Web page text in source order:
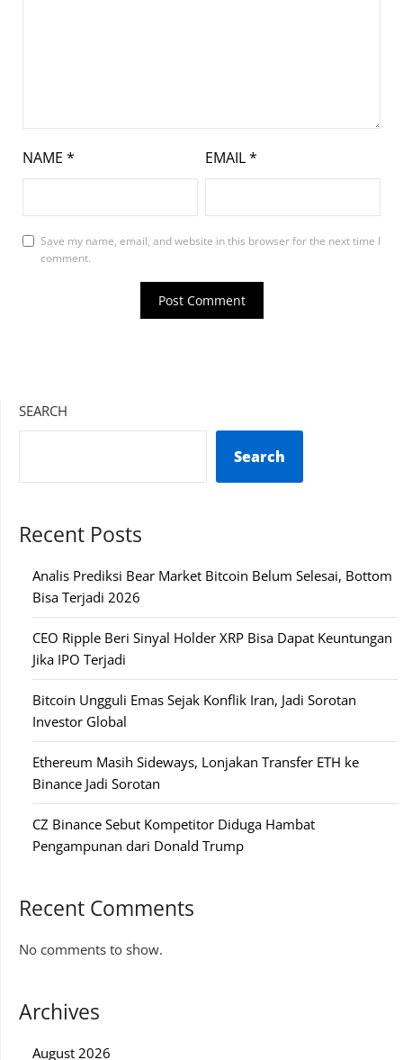
NAME * EMAIL*
Save my name, email, and website in this browser for the next time I
comment.
SEARCH
Search
Recent Posts
Analis Prediksi Bear Market Bitcoin Belum Selesai, Bottom
Bisa Terjadi 2026
CEO Ripple Beri Sinyal Holder XRP Bisa Dapat Keuntungan
Jika IPO Terjadi
Bitcoin Ungguli Emas Sejak Konflik Iran, Jadi Sorotan
Investor Global
Ethereum Masih Sideways, Lonjakan Transfer ETH ke
Binance Jadi Sorotan
CZ Binance Sebut Kompetitor Diduga Hambat
Pengampunan dari Donald Trump
Recent Comments
No comments to show.
Archives
August 2026